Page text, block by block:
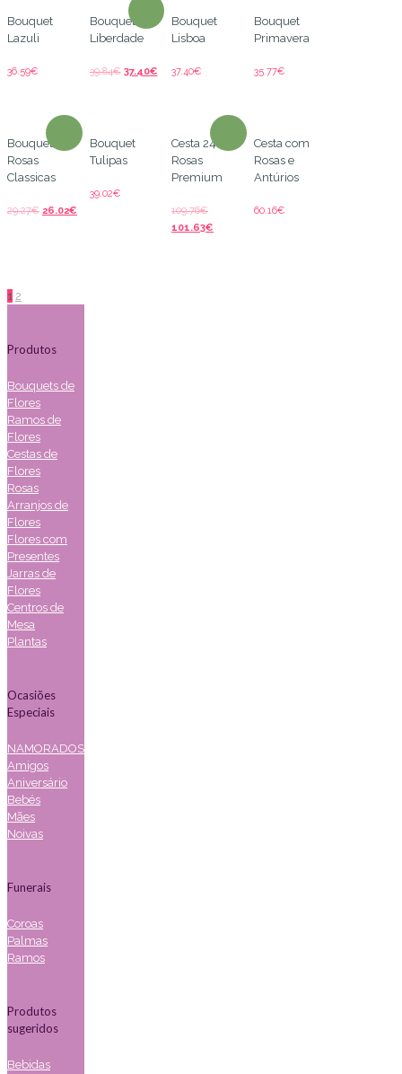
Bouquet
Lazuli
36.59€
Bouquet
Liberdade
39.84€ 37.40€
Bouquet
Lisboa
37.40€
Bouquet
Primavera
35.77€
Bouquet
Rosas
Classicas
29.27€ 26.02€
Bouquet
Tulipas
39.02€
Cesta 24
Rosas
Premium
109.76€
101.63€
Cesta com
Rosas e
Antúrios
60.16€
1 2
Produtos
Bouquets de
Flores
Ramos de
Flores
Cestas de
Flores
Rosas
Arranjos de
Flores
Flores com
Presentes
Jarras de
Flores
Centros de
Mesa
Plantas
Ocasiões
Especiais
NAMORADOS
Amigos
Aniversário
Bebés
Mães
Noivas
Funerais
Coroas
Palmas
Ramos
Produtos
sugeridos
Bebidas